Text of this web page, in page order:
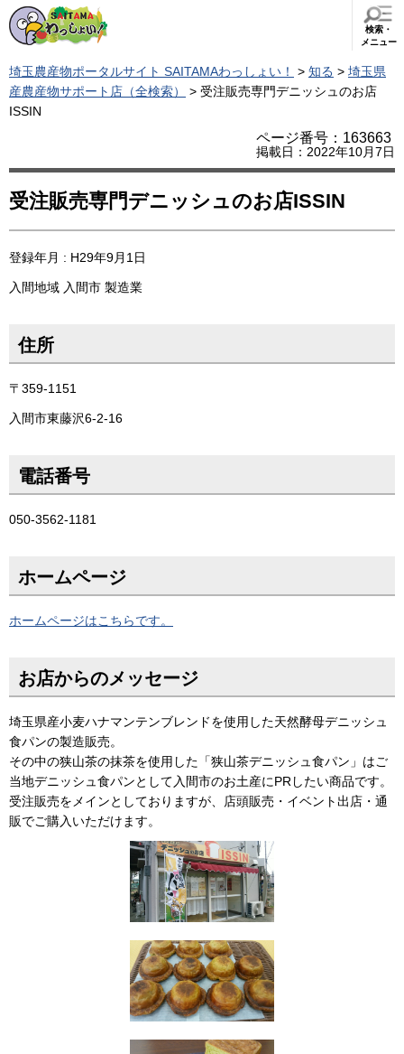
検索・
メニュー
埼玉農産物ポータルサイト SAITAMAわっしょい！ > 知る > 埼玉県
産農産物サポート店（全検索）
> 受注販売専門デニッシュのお店
ISSIN
ページ番号：163663
掲載日：2022年10月7日
受注販売専門デニッシュのお店ISSIN
登録年月 : H29年9月1日
入間地域 入間市 製造業
住所
〒359-1151
入間市東藤沢6-2-16
電話番号
050-3562-1181
ホームページ
ホームページはこちらです。
お店からのメッセージ
埼玉県産小麦ハナマンテンブレンドを使用した天然酵母デニッシュ
食パンの製造販売。
その中の狭山茶の抹茶を使用した「狭山茶デニッシュ食パン」はご
当地デニッシュ食パンとして入間市のお土産にPRしたい商品です。
受注販売をメインとしておりますが、店頭販売・イベント出店・通
販でご購入いただけます。